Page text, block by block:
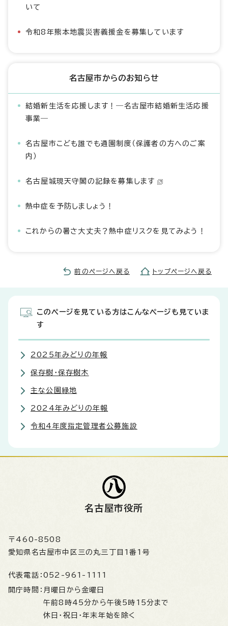
いて
令和8年熊本地震災害義援金を募集しています
名古屋市からのお知らせ
結婚新生活を応援します！―名古屋市結婚新生活応援
事業―
名古屋市こども誰でも通園制度（保護者の方へのご案
内）
名古屋城現天守閣の記録を募集します
熱中症を予防しましょう！
これからの暑さ大丈夫？熱中症リスクを見てみよう！
前のページへ戻る トップページへ戻る
このページを見ている方はこんなページも見ていま
す
2025年みどりの年報
保存樹・保存樹木
主な公園緑地
2024年みどりの年報
令和4年度指定管理者公募施設
名古屋市役所
〒460-8508
愛知県名古屋市中区三の丸三丁目1番1号
代表電話： 052-961-1111
開庁時間： 月曜日から金曜日
午前8時45分から午後5時15分まで
休日・祝日・年末年始を除く